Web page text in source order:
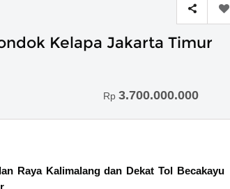
Kelapa Jakarta Timur
Rp 3.700.000.000
Raya Kalimalang dan Dekat Tol Becakayu